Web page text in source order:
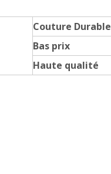
Couture Durable
Bas prix
Haute qualité